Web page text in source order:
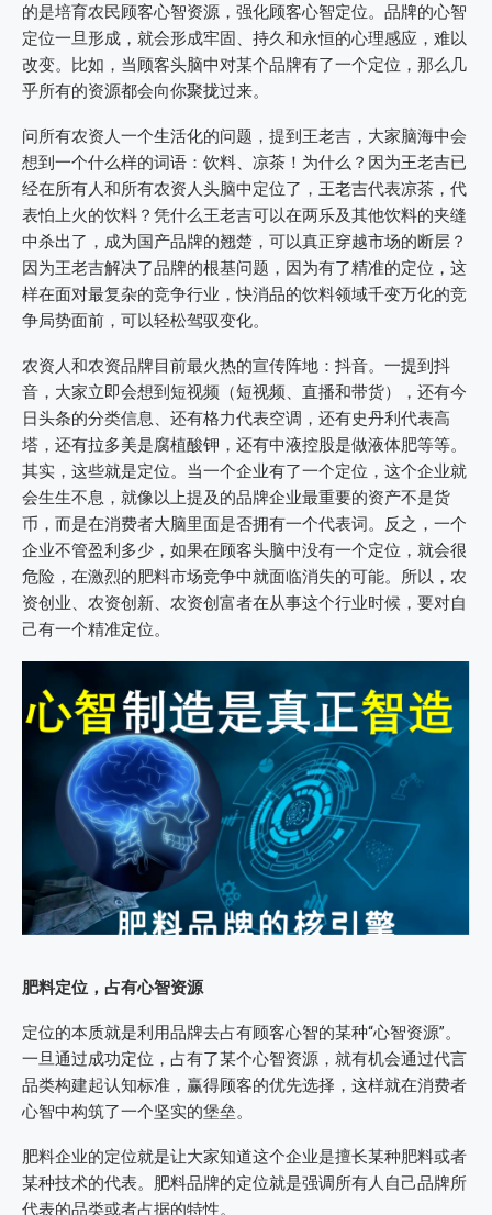
的是培育农民顾客心智资源，强化顾客心智定位。品牌的心智
定位一旦形成，就会形成牢固、持久和永恒的心理感应，难以
改变。比如，当顾客头脑中对某个品牌有了一个定位，那么几
乎所有的资源都会向你聚拢过来。
问所有农资人一个生活化的问题，提到王老吉，大家脑海中会
想到一个什么样的词语：饮料、凉茶！为什么？因为王老吉已
经在所有人和所有农资人头脑中定位了，王老吉代表凉茶，代
表怕上火的饮料？凭什么王老吉可以在两乐及其他饮料的夹缝
中杀出了，成为国产品牌的翘楚，可以真正穿越市场的断层？
因为王老吉解决了品牌的根基问题，因为有了精准的定位，这
样在面对最复杂的竞争行业，快消品的饮料领域千变万化的竞
争局势面前，可以轻松驾驭变化。
农资人和农资品牌目前最火热的宣传阵地：抖音。一提到抖
音，大家立即会想到短视频（短视频、直播和带货），还有今
日头条的分类信息、还有格力代表空调，还有史丹利代表高
塔，还有拉多美是腐植酸钾，还有中液控股是做液体肥等等。
其实，这些就是定位。当一个企业有了一个定位，这个企业就
会生生不息，就像以上提及的品牌企业最重要的资产不是货
币，而是在消费者大脑里面是否拥有一个代表词。反之，一个
企业不管盈利多少，如果在顾客头脑中没有一个定位，就会很
危险，在激烈的肥料市场竞争中就面临消失的可能。所以，农
资创业、农资创新、农资创富者在从事这个行业时候，要对自
己有一个精准定位。
肥料定位，占有心智资源
定位的本质就是利用品牌去占有顾客心智的某种“心智资源”。
一旦通过成功定位，占有了某个心智资源，就有机会通过代言
品类构建起认知标准，赢得顾客的优先选择，这样就在消费者
心智中构筑了一个坚实的堡垒。
肥料企业的定位就是让大家知道这个企业是擅长某种肥料或者
某种技术的代表。肥料品牌的定位就是强调所有人自己品牌所
代表的品类或者占据的特性。